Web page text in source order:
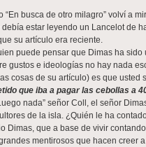
busca de otro milagro” volví a
estar leyendo un Lancelot de
su artículo era reciente.
puede pensar que Dimas ha sido
gustos e ideologías no hay nada
cosas de su artículo) es que usted
que iba a pagar las cebollas a
nada” señor Coll, el señor
de la isla. ¿Quién le ha
Dimas, que a base de vivir
mentirosos que hacen creer